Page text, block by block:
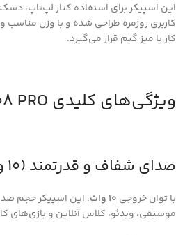
این اسپیکر برای استفاده کنار لپ‌تاپ،
کاربری روزمره طراحی شده و با وزن مناسب
کار یا میز گیم قرار می‌گیرد.
ویژگی‌های کلیدی HAVIT SK208 PRO
صدای شفاف و قدرتمند (10 وات خروجی)
با توان خروجی 10 وات
، این اسپیکر حجم
موسیقی، ویدئو، کلاس آنلاین و بازی‌های